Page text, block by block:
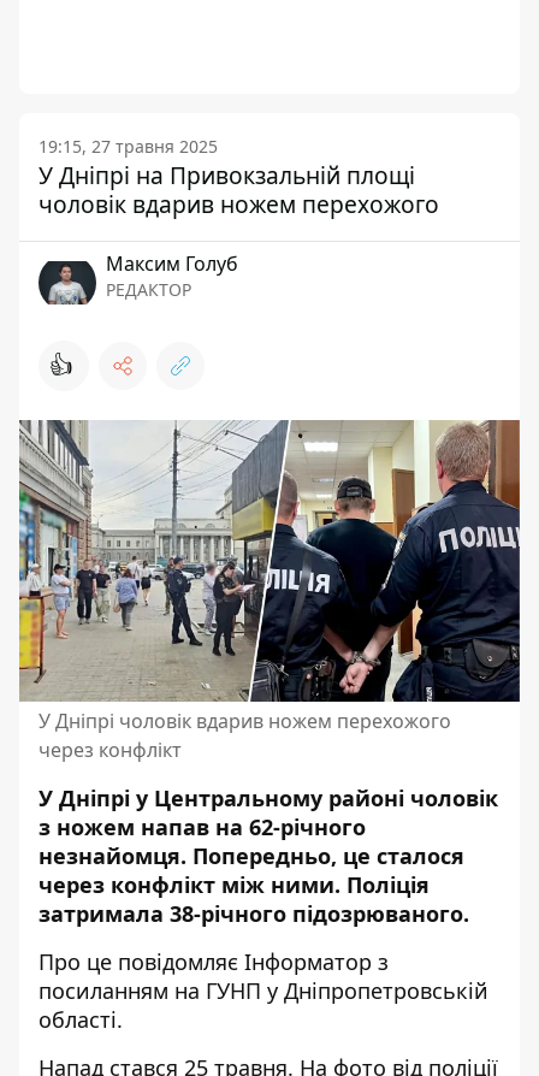
19:15, 27 травня 2025
У Дніпрі на Привокзальній площі
чоловік вдарив ножем перехожого
Максим Голуб
РЕДАКТОР
👍
У Дніпрі чоловік вдарив ножем перехожого
через конфлікт
У Дніпрі у Центральному районі чоловік
з ножем напав на 62-річного
незнайомця. Попередньо, це сталося
через конфлікт між ними. Поліція
затримала 38-річного підозрюваного.
Про це повідомляє Інформатор з
посиланням на ГУНП у Дніпропетровській
області.
Напад стався 25 травня. На фото від поліції